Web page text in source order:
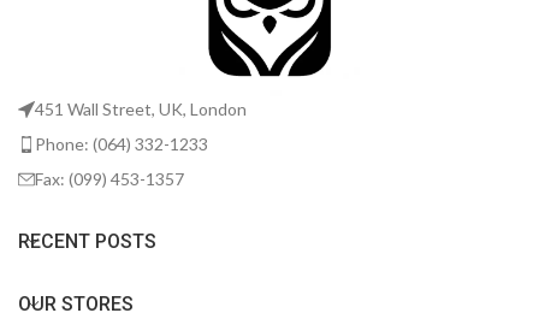
451 Wall Street, UK, London
Phone: (064) 332-1233
Fax: (099) 453-1357
RECENT POSTS
OUR STORES